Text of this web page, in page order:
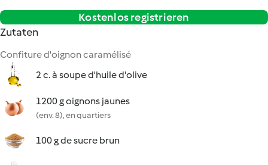
Kostenlos registrieren
Zutaten
Confiture d'oignon caramélisé
2 c. à soupe d'huile d'olive
1200 g oignons jaunes
(env. 8), en quartiers
100 g de sucre brun